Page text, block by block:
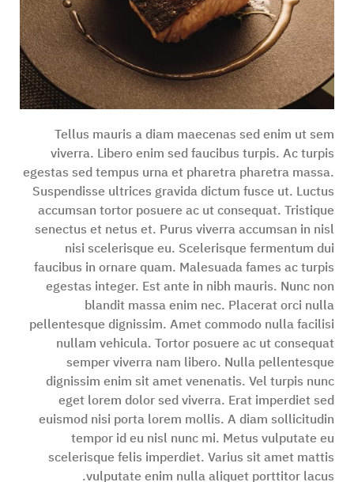
Tellus mauris a diam maecenas sed enim ut sem
viverra. Libero enim sed faucibus turpis. Ac turpis
egestas sed tempus urna et pharetra pharetra massa.
Suspendisse ultrices gravida dictum fusce ut. Luctus
accumsan tortor posuere ac ut consequat. Tristique
senectus et netus et. Purus viverra accumsan in nisl
nisi scelerisque eu. Scelerisque fermentum dui
faucibus in ornare quam. Malesuada fames ac turpis
egestas integer. Est ante in nibh mauris. Nunc non
blandit massa enim nec. Placerat orci nulla
pellentesque dignissim. Amet commodo nulla facilisi
nullam vehicula. Tortor posuere ac ut consequat
semper viverra nam libero. Nulla pellentesque
dignissim enim sit amet venenatis. Vel turpis nunc
eget lorem dolor sed viverra. Erat imperdiet sed
euismod nisi porta lorem mollis. A diam sollicitudin
tempor id eu nisl nunc mi. Metus vulputate eu
scelerisque felis imperdiet. Varius sit amet mattis
vulputate enim nulla aliquet porttitor lacus.